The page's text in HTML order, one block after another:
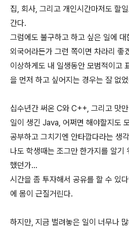
집, 회사, 그리고 개인시간마저도 할
간다.
그럼에도 불구하고 하고 싶은 일에
외국어라든가 그런 쪽이면 차라리 좋
이상하게도 내 일생동안 모범적이고
을 먼저 하고 싶어지는 경우는 잘 없
십수년간 써온 C와 C++, 그리고 맛
일이 생긴 Java, 어쩌면 해야할지도
공부하고 그치기엔 안타깝다라는 생
나도 학생때는 조그만 한가지를 알기
했던가...
시간을 좀 투자해서 공유를 할 수 있
에 몸이 근질거린다.
하지만, 지금 벌려놓은 일이 너무나